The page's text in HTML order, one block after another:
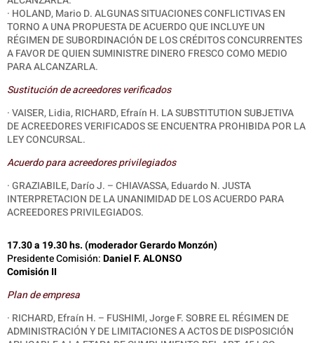
· HOLAND, Mario D. ALGUNAS SITUACIONES CONFLICTIVAS EN
TORNO A UNA PROPUESTA DE ACUERDO QUE INCLUYE UN
RÉGIMEN DE SUBORDINACIÓN DE LOS CRÉDITOS CONCURRENTES
A FAVOR DE QUIEN SUMINISTRE DINERO FRESCO COMO MEDIO
PARA ALCANZARLA.
Sustitución de acreedores verificados
· VAISER, Lidia, RICHARD, Efraín H. LA SUBSTITUTION SUBJETIVA
DE ACREEDORES VERIFICADOS SE ENCUENTRA PROHIBIDA POR LA
LEY CONCURSAL.
Acuerdo para acreedores privilegiados
· GRAZIABILE, Darío J. – CHIAVASSA, Eduardo N. JUSTA
INTERPRETACION DE LA UNANIMIDAD DE LOS ACUERDO PARA
ACREEDORES PRIVILEGIADOS.
17.30 a 19.30 hs. (moderador Gerardo Monzón)
Presidente Comisión:Daniel F. ALONSO
Comisión II
Plan de empresa
· RICHARD, Efraín H. – FUSHIMI, Jorge F. SOBRE EL RÉGIMEN DE
ADMINISTRACIÓN Y DE LIMITACIONES A ACTOS DE DISPOSICIÓN